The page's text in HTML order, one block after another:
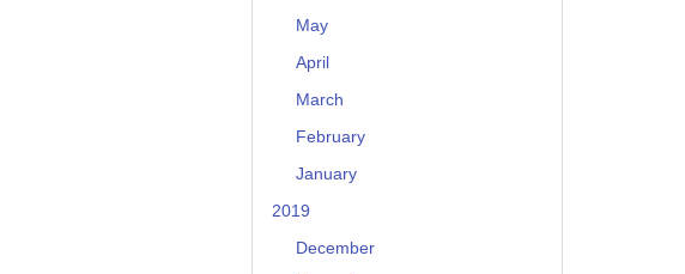
May
April
March
February
January
2019
December